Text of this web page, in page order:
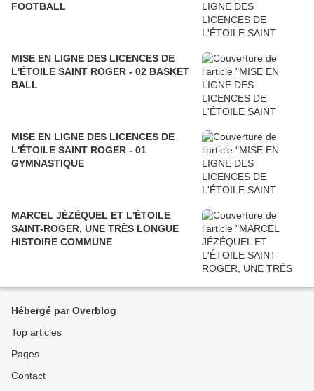
FOOTBALL
MISE EN LIGNE DES LICENCES DE
L'ÉTOILE SAINT ROGER - 02 BASKET
BALL
MISE EN LIGNE DES LICENCES DE
L'ÉTOILE SAINT ROGER - 01
GYMNASTIQUE
MARCEL JÉZÉQUEL ET L'ÉTOILE
SAINT-ROGER, UNE TRÈS LONGUE
HISTOIRE COMMUNE
Hébergé par Overblog
Top articles
Pages
Contact